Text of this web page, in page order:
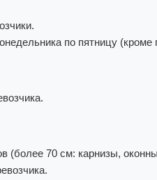
по пятницу
(более 70 см: карнизы,